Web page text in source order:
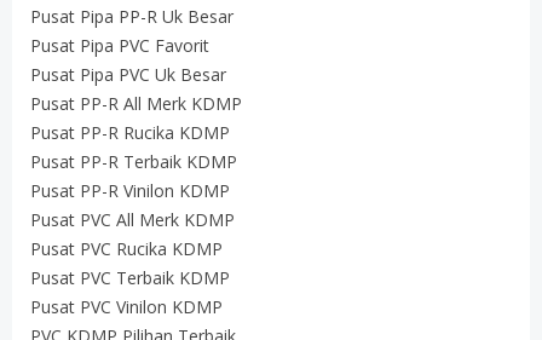
Pusat Pipa PP-R Uk Besar
Pusat Pipa PVC Favorit
Pusat Pipa PVC Uk Besar
Pusat PP-R All Merk KDMP
Pusat PP-R Rucika KDMP
Pusat PP-R Terbaik KDMP
Pusat PP-R Vinilon KDMP
Pusat PVC All Merk KDMP
Pusat PVC Rucika KDMP
Pusat PVC Terbaik KDMP
Pusat PVC Vinilon KDMP